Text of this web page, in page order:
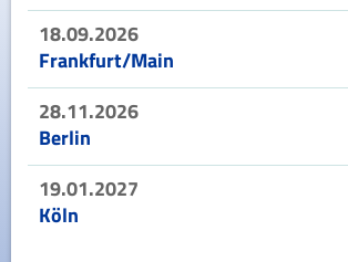
18.09.2026
Frankfurt/Main
28.11.2026
Berlin
19.01.2027
Köln